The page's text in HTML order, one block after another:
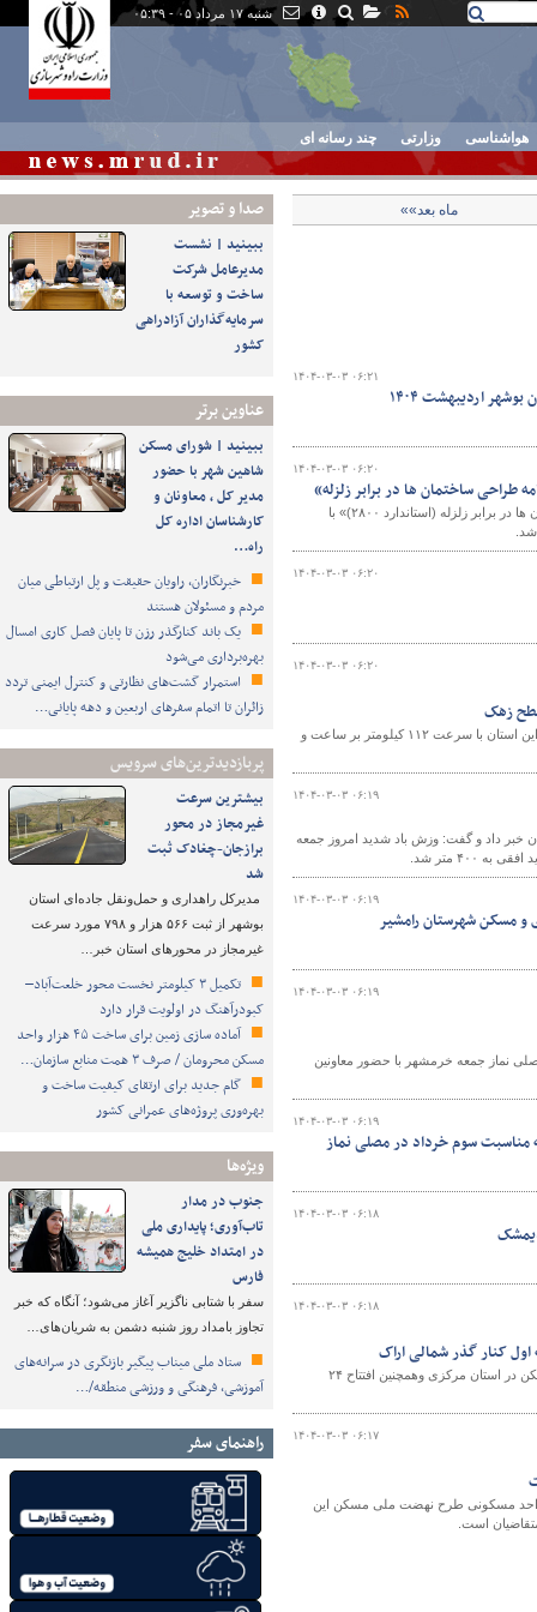
شنبه ۱۷ مرداد ۰۵ - ۰۵:۳۹
هواشناسی وزارتی چند رسانه ای
صدا و تصوير
ببینید | نشست
مدیرعامل شرکت
ساخت و توسعه با
سرمایه‌گذاران آزادراهی
کشور
عناوین برتر
ببینید | شورای مسکن
شاهین شهر با حضور
مدیر کل ، معاونان و
کارشناسان اداره کل
راه…
خبرنگاران، راویان حقیقت و پل ارتباطی میان
مردم و مسئولان هستند
یک باند کنارگذر رزن تا پایان فصل کاری امسال
بهره‌برداری می‌شود
استمرار گشت‌های نظارتی و کنترل ایمنی تردد
زائران تا اتمام سفرهای اربعین و دهه پایانی…
پربازدیدترین‌های سرویس
بیشترین سرعت
غیرمجاز در محور
برازجان-چغادک ثبت
شد
مدیرکل راهداری و حمل‌ونقل جاده‌ای استان
بوشهر از ثبت ۵۶۶ هزار و ۷۹۸ مورد سرعت
غیرمجاز در محورهای استان خبر…
تکمیل ۳ کیلومتر نخست محور خلعت‌آباد–
کبودرآهنگ در اولویت قرار دارد
آماده سازی زمین برای ساخت ۴۵ هزار واحد
مسکن محرومان / صرف ۳ همت منابع سازمان…
گام جدید برای ارتقای کیفیت ساخت و
بهره‌وری پروژه‌های عمرانی کشور
ویژه‌ها
جنوب در مدار
تاب‌آوری؛ پایداری ملی
در امتداد خلیج همیشه
فارس
سفر با شتابی ناگزیر آغاز می‌شود؛ آنگاه که خبر
تجاوز بامداد روز شنبه دشمن به شریان‌های…
ستاد ملی میناب پیگیر بازنگری در سرانه‌های
آموزشی، فرهنگی و ورزشی منطقه/…
راهنمای سفر
ماه بعد»»
۱۴۰۴-۰۳-۰۳ ۰۶:۲۱
اردیبهشت ۱۴۰۴
۱۴۰۴-۰۳-۰۳ ۰۶:۲۰
ساختمان ها در برابر زلزله»
نشست تخصصی «تبیین رویکردها و تشریح تغییرات ویرایش پنجم آئین‌نامه طراحی ساختمان ها در برابر زلزله (استاندارد ۲۸۰۰)» با
۱۴۰۴-۰۳-۰۳ ۰۶:۲۰
۱۴۰۴-۰۳-۰۳ ۰۶:۲۰
زهک
مدیرکل راه و شهرسازی سیستان و بلوچستان با وجود طوفان شدید گرد و خاک در شمال این استان با سرعت ۱۱۲ کیلومتر بر ساعت و
۱۴۰۴-۰۳-۰۳ ۰۶:۱۹
تشدید فعالیت بادهای ۱۲۰ روزه در شمال استان خبر داد و گفت: وزش باد شدید امروز جمعه
۱۴۰۴-۰۳-۰۳ ۰۶:۱۹
و مسکن شهرستان رامشیر
۱۴۰۴-۰۳-۰۳ ۰۶:۱۹
نماز جمعه خرمشهر با حضور معاونین
۱۴۰۴-۰۳-۰۳ ۰۶:۱۹
مناسبت سوم خرداد در مصلی نماز
۱۴۰۴-۰۳-۰۳ ۰۶:۱۸
۱۴۰۴-۰۳-۰۳ ۰۶:۱۸
همزمان با سوم خرداد سالروز آزاد سازی خرمشهر آیین افتتاح ۴۸۲۷ واحد نهضت ملی مسکن در استان مرکزی وهمچنین افتتاح ۲۴
۱۴۰۴-۰۳-۰۳ ۰۶:۱۷
راه و شهرسازی شهرستان اندیمشک از اتمام عملیات ساختمانی احداث ۲۲۰ واحد مسکونی طرح نهضت ملی مسکن این